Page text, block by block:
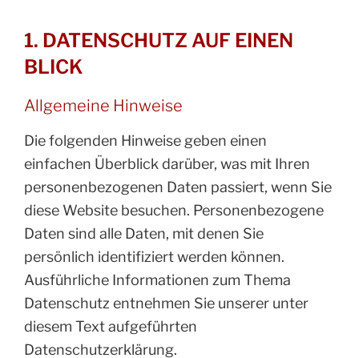
1. DATENSCHUTZ AUF EINEN
BLICK
Allgemeine Hinweise
Die folgenden Hinweise geben einen
einfachen Überblick darüber, was mit Ihren
personenbezogenen Daten passiert, wenn Sie
diese Website besuchen. Personenbezogene
Daten sind alle Daten, mit denen Sie
persönlich identifiziert werden können.
Ausführliche Informationen zum Thema
Datenschutz entnehmen Sie unserer unter
diesem Text aufgeführten
Datenschutzerklärung.